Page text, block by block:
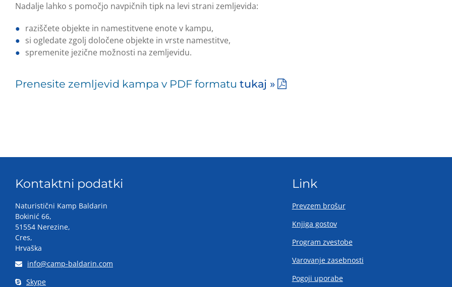
Nadalje lahko s pomočjo navpičnih tipk na levi strani zemljevida:
raziščete objekte in namestitvene enote v kampu,
si ogledate zgolj določene objekte in vrste namestitve,
spremenite jezične možnosti na zemljevidu.
Prenesite zemljevid kampa v PDF formatu tukaj »
Kontaktni podatki
Naturistični Kamp Baldarin
Bokinić 66,
51554 Nerezine,
Cres,
Hrvaška
info@camp-baldarin.com
Skype
Link
Prevzem brošur
Knjiga gostov
Program zvestobe
Varovanje zasebnosti
Pogoji uporabe